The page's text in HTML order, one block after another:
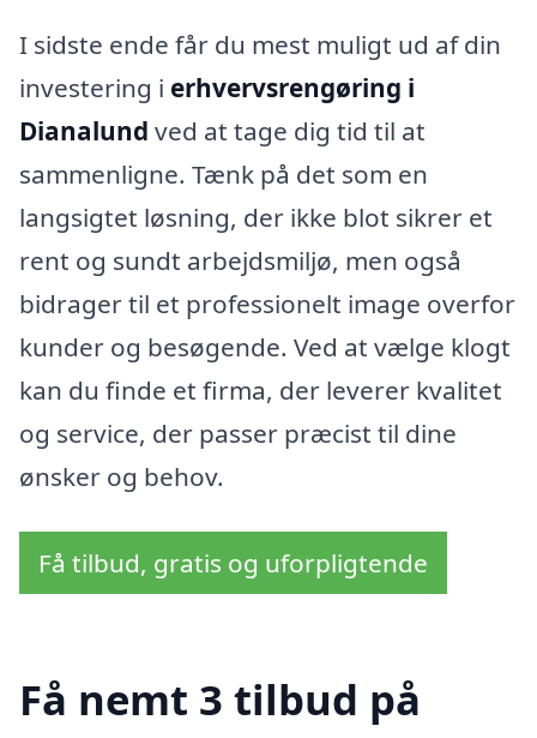
I sidste ende får du mest muligt ud af din
investering i erhvervsrengøring i
Dianalund ved at tage dig tid til at
sammenligne. Tænk på det som en
langsigtet løsning, der ikke blot sikrer et
rent og sundt arbejdsmiljø, men også
bidrager til et professionelt image overfor
kunder og besøgende. Ved at vælge klogt
kan du finde et firma, der leverer kvalitet
og service, der passer præcist til dine
ønsker og behov.
Få tilbud, gratis og uforpligtende
Få nemt 3 tilbud på